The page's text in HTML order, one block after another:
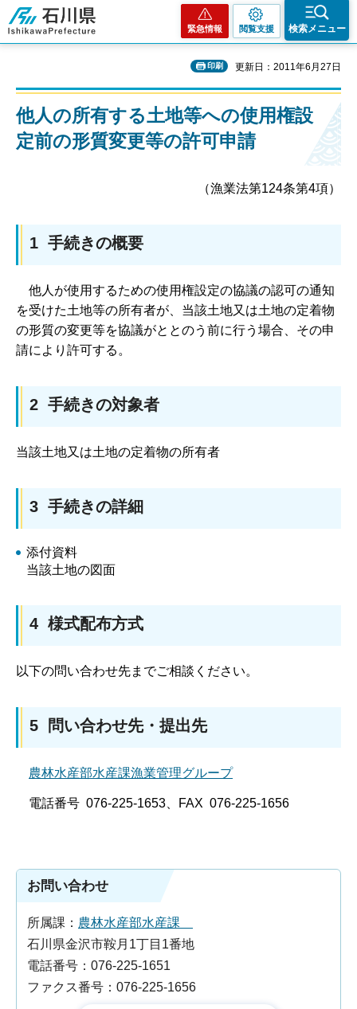
石川県
緊急情報 閲覧支援 検索メニュー
印刷 更新日：2011年6月27日
他人の所有する土地等への使用権設
定前の形質変更等の許可申請
（漁業法第124条第4項）
1 手続きの概要
他人が使用するための使用権設定の協議の認可の通知
を受けた土地等の所有者が、当該土地又は土地の定着物
の形質の変更等を協議がととのう前に行う場合、その申
請により許可する。
2 手続きの対象者
当該土地又は土地の定着物の所有者
3 手続きの詳細
添付資料
当該土地の図面
4 様式配布方式
以下の問い合わせ先までご相談ください。
5 問い合わせ先・提出先
農林水産部水産課漁業管理グループ
電話番号 076-225-1653、FAX 076-225-1656
お問い合わせ
所属課： 農林水産部水産課
石川県金沢市鞍月1丁目1番地
電話番号：076-225-1651
ファクス番号：076-225-1656